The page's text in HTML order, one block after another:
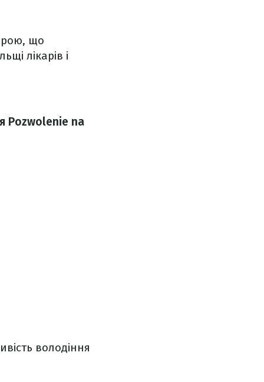
що
лікарів і
Pozwolenie na
володіння